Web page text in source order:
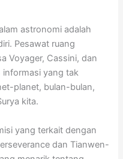
astronomi adalah
Pesawat ruang
Voyager, Cassini, dan
informasi yang tak
planet, bulan-bulan,
kita.
yang terkait dengan
dan Tianwen-